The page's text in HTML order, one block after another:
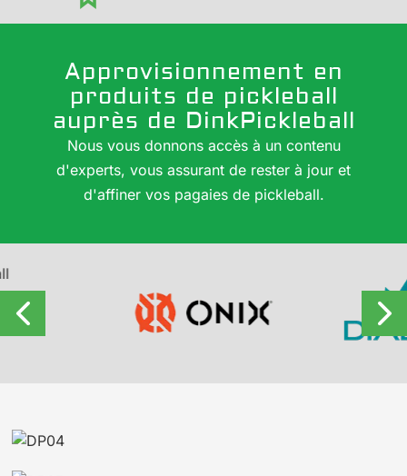
Approvisionnement en
produits de pickleball
auprès de DinkPickleball
Nous vous donnons accès à un contenu
d'experts, vous assurant de rester à jour et
d'affiner vos pagaies de pickleball.